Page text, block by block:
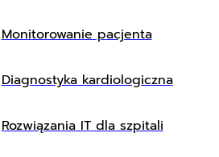
Monitorowanie pacjenta
Diagnostyka kardiologiczna
Rozwiązania IT dla szpitali